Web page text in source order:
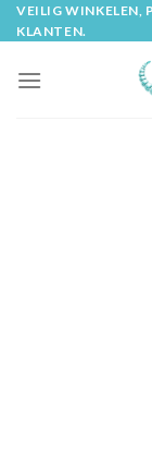
Skip
to
VEILIG WINKELEN,
KLANTEN.